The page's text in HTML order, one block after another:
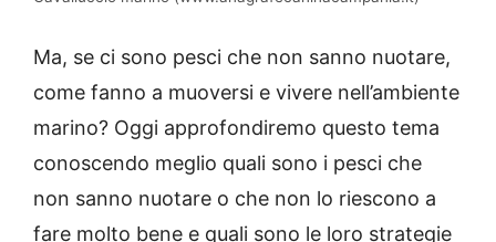
Ma, se ci sono pesci che non sanno nuotare,
come fanno a muoversi e vivere nell’ambiente
marino? Oggi approfondiremo questo tema
conoscendo meglio quali sono i pesci che
non sanno nuotare o che non lo riescono a
fare molto bene e quali sono le loro strategie